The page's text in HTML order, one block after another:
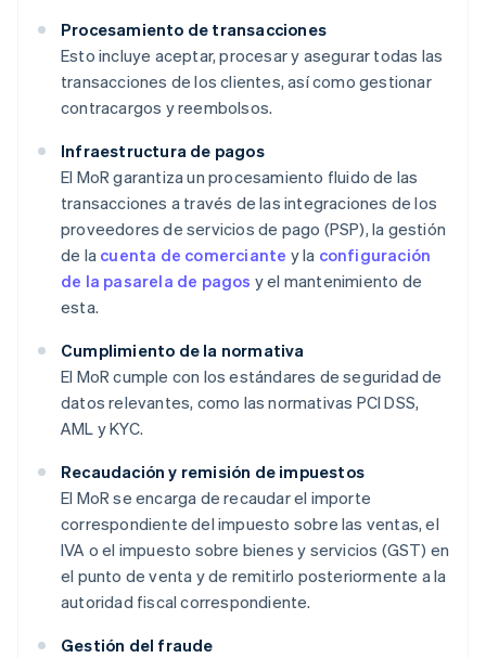
Procesamiento de transacciones
Esto incluye aceptar, procesar y asegurar todas las
transacciones de los clientes, así como gestionar
contracargos y reembolsos.
Infraestructura de pagos
El MoR garantiza un procesamiento fluido de las
transacciones a través de las integraciones de los
proveedores de servicios de pago (PSP), la gestión
de la cuenta de comerciante y la configuración
de la pasarela de pagos y el mantenimiento de
esta.
Cumplimiento de la normativa
El MoR cumple con los estándares de seguridad de
datos relevantes, como las normativas PCI DSS,
AML y KYC.
Recaudación y remisión de impuestos
El MoR se encarga de recaudar el importe
correspondiente del impuesto sobre las ventas, el
IVA o el impuesto sobre bienes y servicios (GST) en
el punto de venta y de remitirlo posteriormente a la
autoridad fiscal correspondiente.
Gestión del fraude